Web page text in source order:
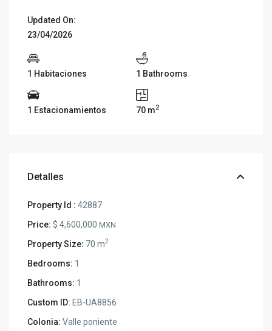
Updated On:
23/04/2026
1 Habitaciones 1 Bathrooms
1 Estacionamientos 70 m2
Detalles
Property Id : 42887
Price: $ 4,600,000MXN
Property Size: 70 m2
Bedrooms: 1
Bathrooms: 1
Custom ID: EB-UA8856
Colonia: Valle poniente